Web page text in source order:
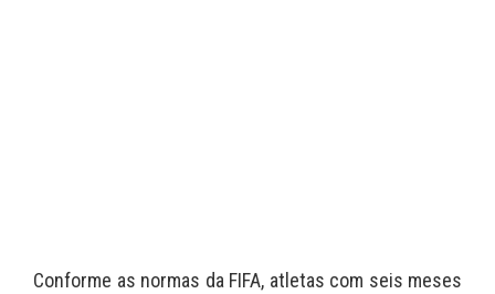
Conforme as normas da FIFA, atletas com seis meses